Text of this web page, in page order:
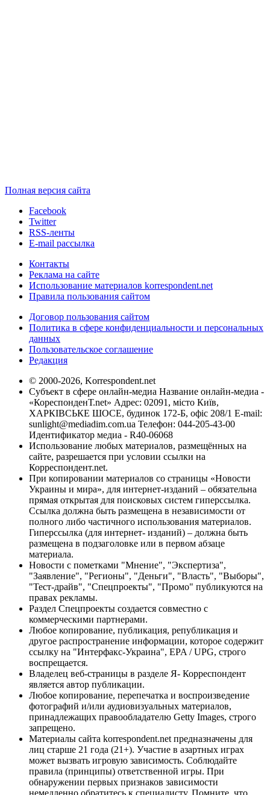
Полная версия сайта
Facebook
Twitter
RSS-ленты
E-mail рассылка
Контакты
Реклама на сайте
Использование материалов korrespondent.net
Правила пользования сайтом
Договор пользования сайтом
Политика в сфере конфиденциальности и персональных
данных
Пользовательское соглашение
Редакция
© 2000-2026, Korrespondent.net
Субъект в сфере онлайн-медиа Название онлайн-медиа -
«КореспонденТ.net» Адрес: 02091, місто Київ,
ХАРКІВСЬКЕ ШОСЕ, будинок 172-Б, офіс 208/1 E-mail:
sunlight@mediadim.com.ua Телефон: 044-205-43-00
Идентификатор медиа - R40-06068
Использование любых материалов, размещённых на
сайте, разрешается при условии ссылки на
Корреспондент.net.
При копировании материалов со страницы «Новости
Украины и мира», для интернет-изданий – обязательна
прямая открытая для поисковых систем гиперссылка.
Ссылка должна быть размещена в независимости от
полного либо частичного использования материалов.
Гиперссылка (для интернет- изданий) – должна быть
размещена в подзаголовке или в первом абзаце
материала.
Новости с пометками "Мнение", "Экспертиза",
"Заявление", "Регионы", "Деньги", "Власть", "Выборы",
"Тест-драйв", "Спецпроекты", "Промо" публикуются на
правах рекламы.
Раздел Спецпроекты создается совместно с
коммерческими партнерами.
Любое копирование, публикация, републикация и
другое распространение информации, которое содержит
ссылку на "Интерфакс-Украина", EPA / UPG, строго
воспрещается.
Владелец веб-страницы в разделе Я- Корреспондент
является автор публикации.
Любое копирование, перепечатка и воспроизведение
фотографий и/или аудиовизуальных материалов,
принадлежащих правообладателю Getty Images, строго
запрещено.
Материалы сайта korrespondent.net предназначены для
лиц старше 21 года (21+). Участие в азартных играх
может вызвать игровую зависимость. Соблюдайте
правила (принципы) ответственной игры. При
обнаружении первых признаков зависимости
немедленно обратитесь к специалисту. Помните, что